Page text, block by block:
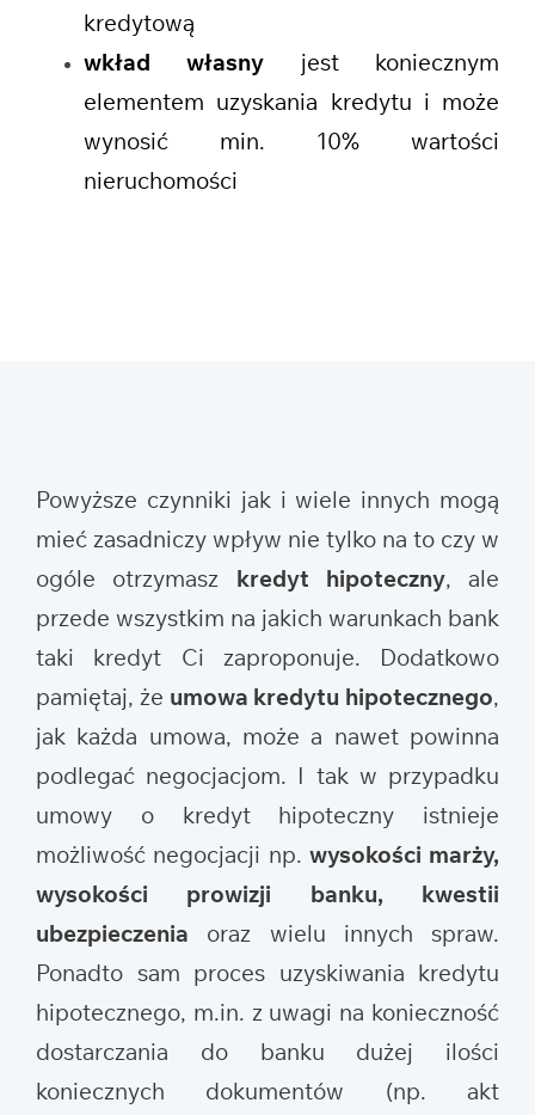
kredytową
wkład własny jest koniecznym
elementem uzyskania kredytu i może
wynosić min. 10% wartości
nieruchomości
Powyższe czynniki jak i wiele innych mogą
mieć zasadniczy wpływ nie tylko na to czy w
ogóle otrzymasz kredyt hipoteczny, ale
przede wszystkim na jakich warunkach bank
taki kredyt Ci zaproponuje. Dodatkowo
pamiętaj, że umowa kredytu hipotecznego,
jak każda umowa, może a nawet powinna
podlegać negocjacjom. I tak w przypadku
umowy o kredyt hipoteczny istnieje
możliwość negocjacji np. wysokości marży,
wysokości prowizji banku, kwestii
ubezpieczenia oraz wielu innych spraw.
Ponadto sam proces uzyskiwania kredytu
hipotecznego, m.in. z uwagi na konieczność
dostarczania do banku dużej ilości
koniecznych dokumentów (np. akt